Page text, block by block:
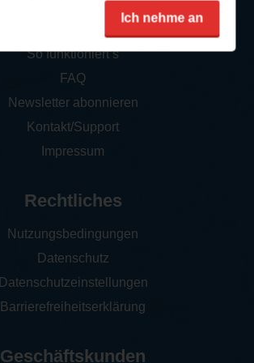
Ich nehme an
So funktioniert‘s
FAQ
Newsletter abonnieren
Kontakt/Support
Impressum
Rechtliches
Nutzungsbedingungen
Datenschutz
Datenschutzeinstellungen
Barrierefreiheitserklärung
Geschäftskunden